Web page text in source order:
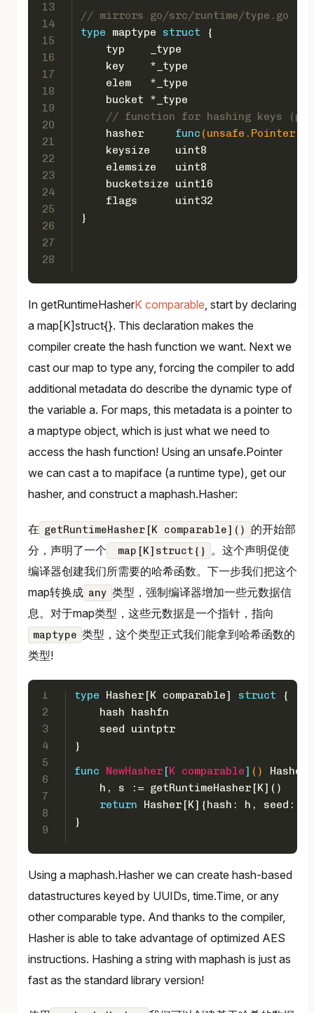
13
14
15
16
17
18
19
20
21
22
23
24
25
26
27
28
// mirrors go/src/runtime/type.go
type maptype struct {
    typ    _type
    key    *_type
    elem   *_type
    bucket *_type
// function for hashing keys
    hasher
func (unsafe.Pointer,
    keysize
uint8
    elemsize
uint8
    bucketsize
uint16
    flags
uint32
}
In getRuntimeHasherK comparable, start by declaring
a map[K]struct{}. This declaration makes the
compiler create the hash function we want. Next we
cast our map to type any, forcing the compiler to add
additional metadata do describe the dynamic type of
the variable a. For maps, this metadata is a pointer to
a maptype object, which is just what we need to
access the hash function! Using an unsafe.Pointer
we can cast a to mapiface (a runtime type), get our
hasher, and construct a maphash.Hasher:
在 getRuntimeHasher[K comparable]()
的开始部
分，声明了一个
map[K]struct{} 。这个声明促使
编译器创建我们所需要的哈希函数。下一步我们把这个
map转换成 any 类型，强制编译器增加一些元数据信
息。对于map类型，这些元数据是一个指针，指向
maptype 类型，这个类型正式我们能拿到哈希函数的
类型!
1
2
3
4
5
6
7
8
9
type Hasher[K comparable] struct {
    hash hashfn
    seed
uintptr
}
func
NewHasher [K comparable] ()
    h, s := getRuntimeHasher[K]()
return Hasher[K]{hash: h, seed: s}
}
Using a maphash.Hasher we can create hash-based
datastructures keyed by UUIDs, time.Time, or any
other comparable type. And thanks to the compiler,
Hasher is able to take advantage of optimized AES
instructions. Hashing a string with maphash is just as
fast as the standard library version!